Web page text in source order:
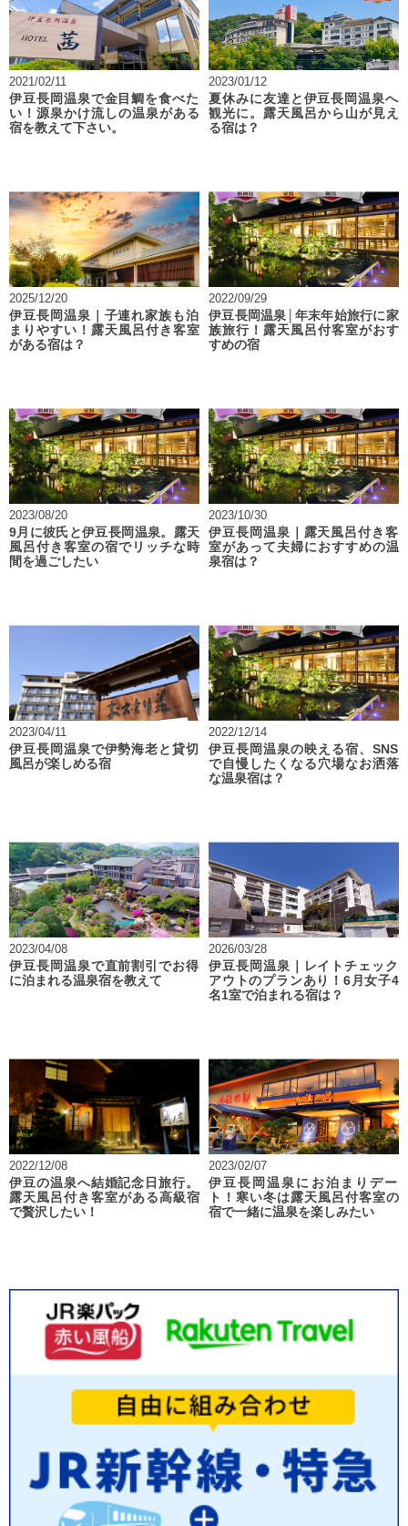
2021/02/11
伊豆長岡温泉で金目鯛を食べた
い！源泉かけ流しの温泉がある
宿を教えて下さい。
2023/01/12
夏休みに友達と伊豆長岡温泉へ
観光に。露天風呂から山が見え
る宿は？
2025/12/20
伊豆長岡温泉｜子連れ家族も泊
まりやすい！露天風呂付き客室
がある宿は？
2022/09/29
伊豆長岡温泉│年末年始旅行に家
族旅行！露天風呂付客室がおす
すめの宿
2023/08/20
9月に彼氏と伊豆長岡温泉。露天
風呂付き客室の宿でリッチな時
間を過ごしたい
2023/10/30
伊豆長岡温泉｜露天風呂付き客
室があって夫婦におすすめの温
泉宿は？
2023/04/11
伊豆長岡温泉で伊勢海老と貸切
風呂が楽しめる宿
2022/12/14
伊豆長岡温泉の映える宿、SNS
で自慢したくなる穴場なお洒落
な温泉宿は？
2023/04/08
伊豆長岡温泉で直前割引でお得
に泊まれる温泉宿を教えて
2026/03/28
伊豆長岡温泉｜レイトチェック
アウトのプランあり！6月女子4
名1室で泊まれる宿は？
2022/12/08
伊豆の温泉へ結婚記念日旅行。
露天風呂付き客室がある高級宿
で贅沢したい！
2023/02/07
伊豆長岡温泉にお泊まりデー
ト！寒い冬は露天風呂付客室の
宿で一緒に温泉を楽しみたい